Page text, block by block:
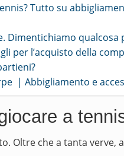
Tutto su
Dimentichiamo
per l’acquisto della
| Abbigliamento e
a
Oltre che a tanta verve,